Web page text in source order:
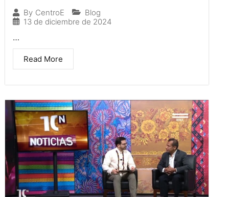
By CentroE
Blog
13 de diciembre de 2024
…
Read More